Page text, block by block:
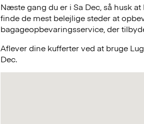
Næste gang du er i Sa Dec, så husk
finde de mest belejlige steder at
bagageopbevaringsservice, der
Aflever dine kufferter ved at bruge
Dec.